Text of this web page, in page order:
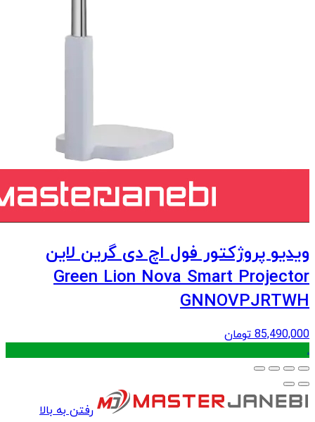
ویدیو پروژکتور فول اچ دی گرین لاین
Green Lion Nova Smart Projector
GNNOVPJRTWH
85,490,000 تومان
.
رفتن به بالا